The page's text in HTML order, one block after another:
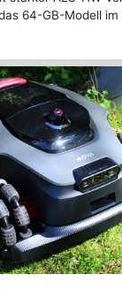
64-GB-Modell